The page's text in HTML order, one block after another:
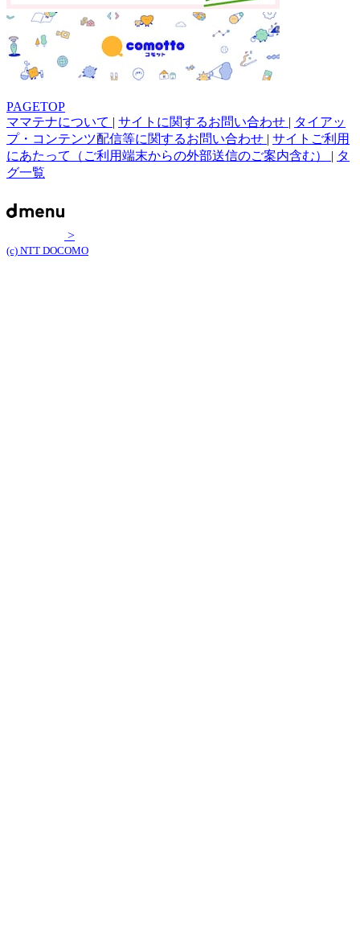
PAGETOP
ママテナについて | サイトに関するお問い合わせ | タイアッ
プ・コンテンツ配信等に関するお問い合わせ | サイトご利用
にあたって（ご利用端末からの外部送信のご案内含む） | タ
グ一覧
>
(c) NTT DOCOMO